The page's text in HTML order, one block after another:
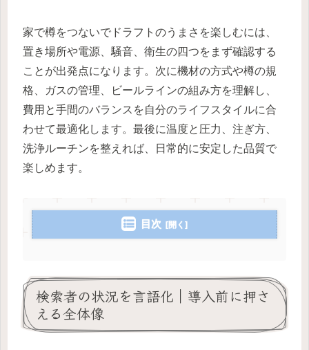
家で樽をつないでドラフトのうまさを楽しむには、
置き場所や電源、騒音、衛生の四つをまず確認する
ことが出発点になります。次に機材の方式や樽の規
格、ガスの管理、ビールラインの組み方を理解し、
費用と手間のバランスを自分のライフスタイルに合
わせて最適化します。最後に温度と圧力、注ぎ方、
洗浄ルーチンを整えれば、日常的に安定した品質で
楽しめます。
目次
検索者の状況を言語化｜導入前に押さ
える全体像